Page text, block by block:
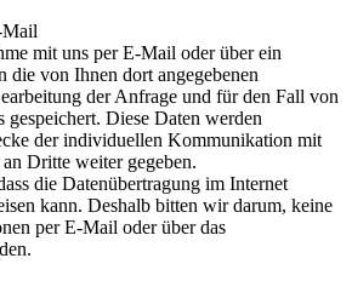
Mail
mit uns per E-Mail oder über ein
die von Ihnen dort angegebenen
der Anfrage und für den Fall von
gespeichert. Diese Daten werden
der individuellen Kommunikation mit
Dritte weiter gegeben.
die Datenübertragung im Internet
kann. Deshalb bitten wir darum, keine
per E-Mail oder über das